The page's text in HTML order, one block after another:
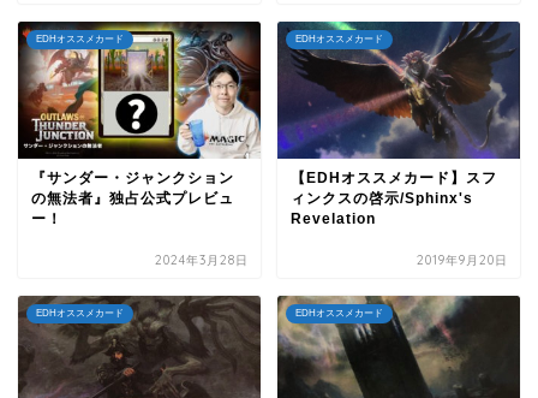
EDHオススメカード
『サンダー・ジャンクション
の無法者』独占公式プレビュ
ー！
2024年3月28日
EDHオススメカード
【EDHオススメカード】スフ
ィンクスの啓示/Sphinx's
Revelation
2019年9月20日
EDHオススメカード EDHオススメカード